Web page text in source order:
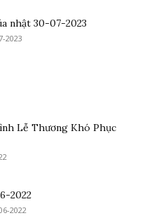
nhật 30-07-2023
2023
Lễ Thương Khó Phục
2022
2022